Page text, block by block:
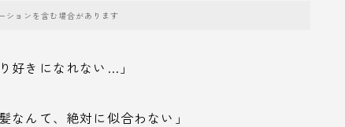
ションを含む場合があります
好きになれない…」
なんて、絶対に似合わない」